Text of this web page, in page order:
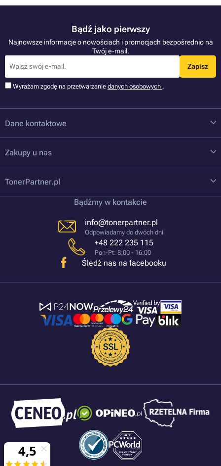
Bądź jako pierwszy
Najnowsze informacje o nowościach i promocjach bezpośrednio na
Twój e-mail.
Zapisz
Wyrażam zgodę na przetwarzanie danych osobowych .
Dane kontaktowe
Zakupy u nas
TonerPartner.pl
Bądźmy w kontakcie
info@tonerpartner.pl
Odpowiadamy do dwóch dni
+48 222 235 115
Pon-Pt: 8:00 - 16:00
Śledź nas na facebooku